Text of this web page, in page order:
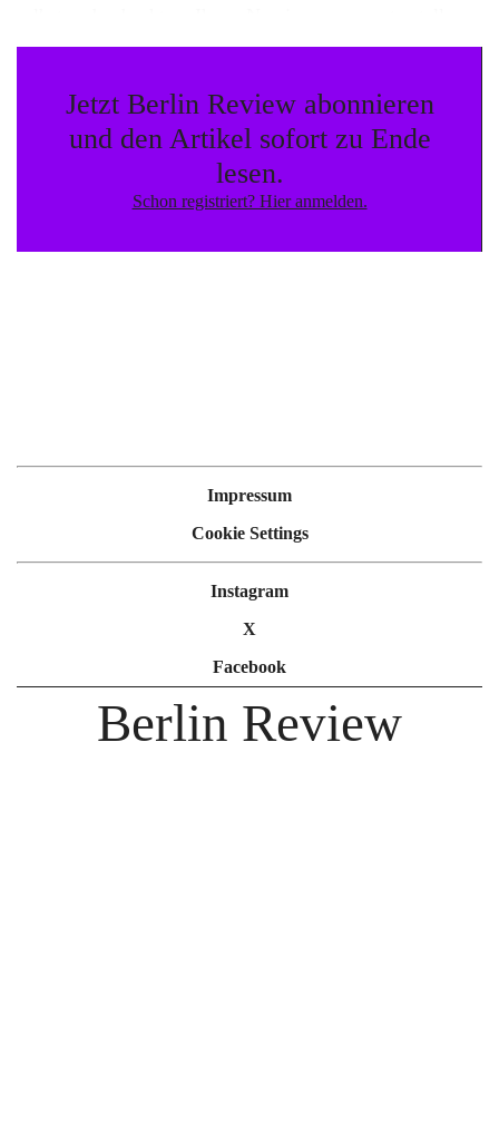
greift zu kurz. Ja, es ist ein Lesen, das seinen
Anerkennung anderer angewiesen ist. Gleichzeitig aber
formt es Singularität über die Intensivierung der eigenen
ästhetischen Erfahrung. Es ist eine Emanzipation der
Gefühle, deren sozialer Gehalt es ist, sich vordergründig
Jetzt Berlin Review abonnieren
und den Artikel sofort zu Ende
lesen.
Schon registriert? Hier anmelden.
Impressum
Cookie Settings
Instagram
X
Facebook
Berlin Review